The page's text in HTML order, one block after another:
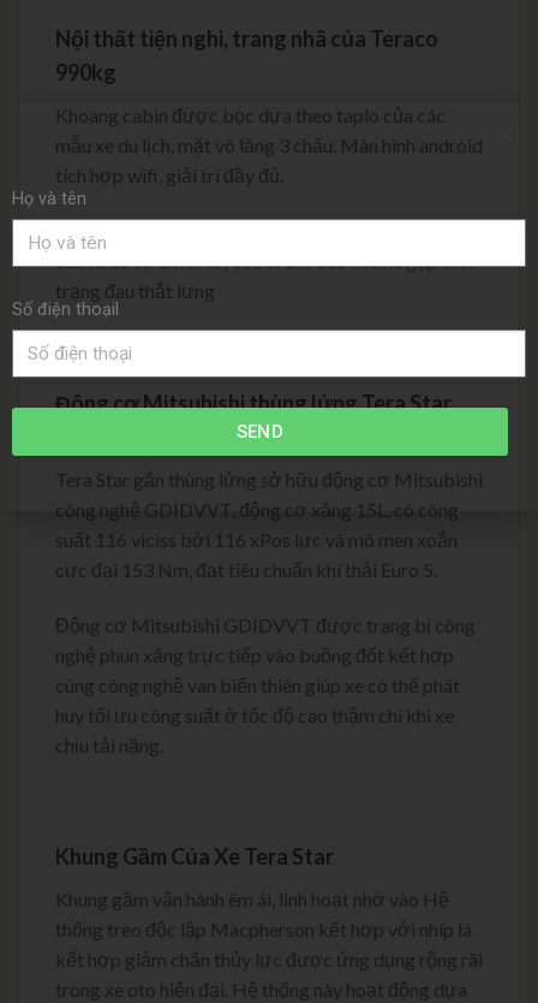
Nội thất tiện nghi, trang nhã của Teraco
990kg
Khoang cabin được bọc dựa theo taplo của các
mẫu xe du lịch, mặt vô lăng 3 chấu. Màn hình android
tích hợp wifi, giải trí đầy đủ.
Ghế xe được bọc êm ái bằng chất liệu vải cao cấp,
đảm bảo sự êm ái tuyệt đối cho các chủ xe gặp tình
trạng đau thắt lưng
Động cơ Mitsubishi thùng lửng Tera Star
Tera Star gắn thùng lửng sở hữu động cơ Mitsubishi
công nghệ GDIDVVT, động cơ xăng 15L, có công
suất 116 viciss bởi 116 xPos lực và mô men xoắn
cực đại 153 Nm, đạt tiêu chuẩn khí thải Euro 5.
Động cơ Mitsubishi GDIDVVT được trang bị công
nghệ phun xăng trực tiếp vào buồng đốt kết hợp
cùng công nghệ van biến thiên giúp xe có thể phát
huy tối ưu công suất ở tốc độ cao thậm chí khi xe
chịu tải nặng.
Khung Gầm Của Xe Tera Star
Khung gầm vận hành êm ái, linh hoạt nhờ vào Hệ
thống treo độc lập Macpherson kết hợp với nhíp lá
kết hợp giảm chấn thủy lực được ứng dụng rộng rãi
trong xe oto hiện đại. Hệ thống này hoạt động dựa
Họ và tên
Số điện thoạil
SEND